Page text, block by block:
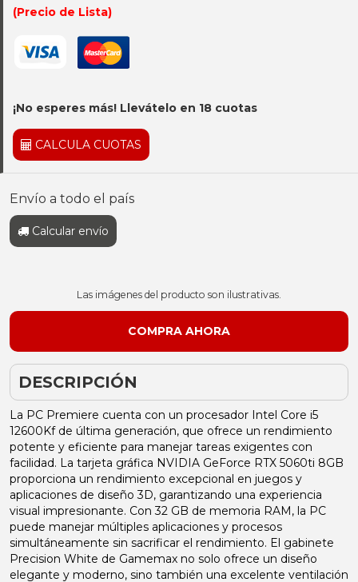
(Precio de Lista)
¡No esperes más! Llevátelo en 18 cuotas
CALCULA CUOTAS
Envío a todo el país
Calcular envío
Las imágenes del producto son ilustrativas.
DESCRIPCIÓN
La PC Premiere cuenta con un procesador Intel Core i5
12600Kf de última generación, que ofrece un rendimiento
potente y eficiente para manejar tareas exigentes con
facilidad. La tarjeta gráfica NVIDIA GeForce RTX 5060ti 8GB
proporciona un rendimiento excepcional en juegos y
aplicaciones de diseño 3D, garantizando una experiencia
visual impresionante. Con 32 GB de memoria RAM, la PC
puede manejar múltiples aplicaciones y procesos
simultáneamente sin sacrificar el rendimiento. El gabinete
Precision White de Gamemax no solo ofrece un diseño
elegante y moderno, sino también una excelente ventilación